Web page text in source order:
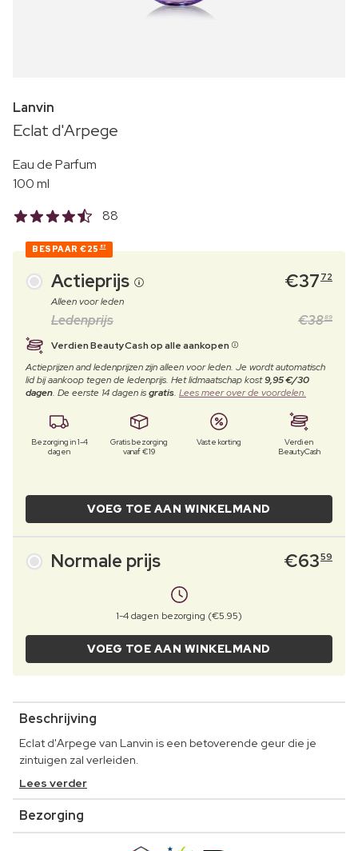
Lanvin
Eclat d'Arpege
Eau de Parfum
100 ml
88
BESPAAR €25 87
Actieprijs €37 72
Alleen voor leden
Ledenprijs €3889
Verdien BeautyCash op alle aankopen
Actieprijzen and ledenprijzen zijn alleen voor leden. Je wordt automatisch
lid bij aankoop tegen de ledenprijs. Het lidmaatschap kost9,95 €/30
dagen. De eerste 14 dagen isgratis. Lees meer over de voordelen.
Bezorging in 1-4
dagen
Gratis bezorging
vanaf €19
Vaste korting
Verdien
BeautyCash
VOEG TOE AAN WINKELMAND
Normale prijs €6359
1-4 dagen bezorging (€5.95)
VOEG TOE AAN WINKELMAND
Beschrijving
Eclat d'Arpege van Lanvin is een betoverende geur die je
zintuigen zal verleiden.
Lees verder
Bezorging